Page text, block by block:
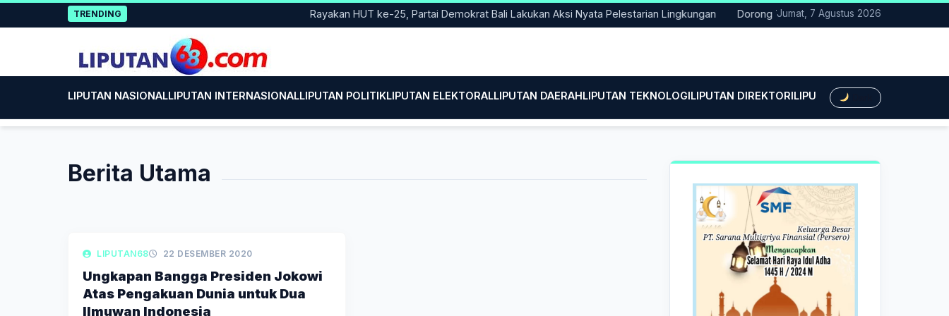
to
TRENDING Rayakan HUT ke-25, Partai Demokrat Bali Lakukan Aksi Nyata Pelestarian Lingkungan Dorong Transisi Energi di NTT, PLN UPK
Jumat, 7 Agustus 2026
LIPUTAN NASIONALLIPUTAN INTERNASIONALLIPUTAN POLITIKLIPUTAN ELEKTORALLIPUTAN DAERAHLIPUTAN TEKNOLOGILIPUTAN DIREKTORILIPUTAN HUKUMLIPUTAN
Berita Utama
LIPUTAN BERITA
LIPUTAN68 22 DESEMBER 2020
Ungkapan Bangga Presiden Jokowi
Atas Pengakuan Dunia untuk Dua
Ilmuwan Indonesia